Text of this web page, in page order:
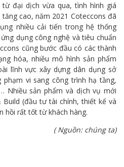
đại dịch vừa qua, tình hình giá
cao, năm 2021 Coteccons đã
nhiều cải tiến trong hệ thống
dụng công nghệ và tiêu chuẩn
cũng bước đầu có các thành
hóa, nhiều mô hình sản phẩm
lĩnh vực xây dựng dân dụng sở
vi sang công trình hạ tầng,
Nhiều sản phẩm và dịch vụ mới
Build (đầu tư tài chính, thiết kế và
hồi rất tốt từ khách hàng.
( Nguồn: chúng ta)